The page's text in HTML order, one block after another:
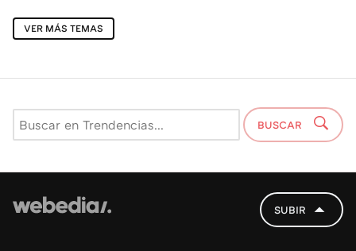
VER MÁS TEMAS
BUSCAR
SUBIR